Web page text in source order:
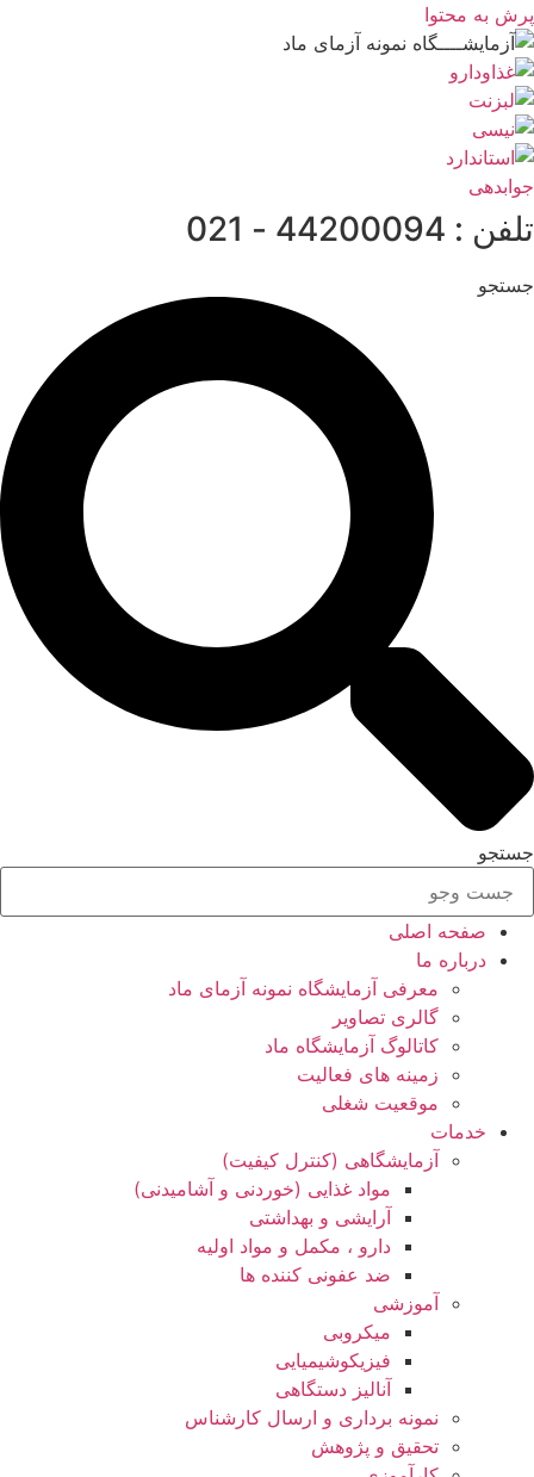
پرش به محتوا
جوابدهی
تلفن : 44200094 - 021
جستجو
جستجو
صفحه اصلی
درباره ما
معرفی آزمایشگاه نمونه آزمای ماد
گالری تصاویر
کاتالوگ آزمایشگاه ماد
زمینه های فعالیت
موقعیت شغلی
خدمات
آزمایشگاهی (کنترل کیفیت)
مواد غذایی (خوردنی و آشامیدنی)
آرایشی و بهداشتی
دارو ، مکمل و مواد اولیه
ضد عفونی کننده ها
آموزشی
میکروبی
فیزیکوشیمیایی
آنالیز دستگاهی
نمونه برداری و ارسال کارشناس
تحقیق و پژوهش